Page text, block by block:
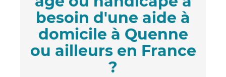
besoin d'une aide à
domicile à Quenne
ou ailleurs en France
?